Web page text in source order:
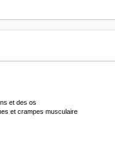
et des os
et crampes musculaire